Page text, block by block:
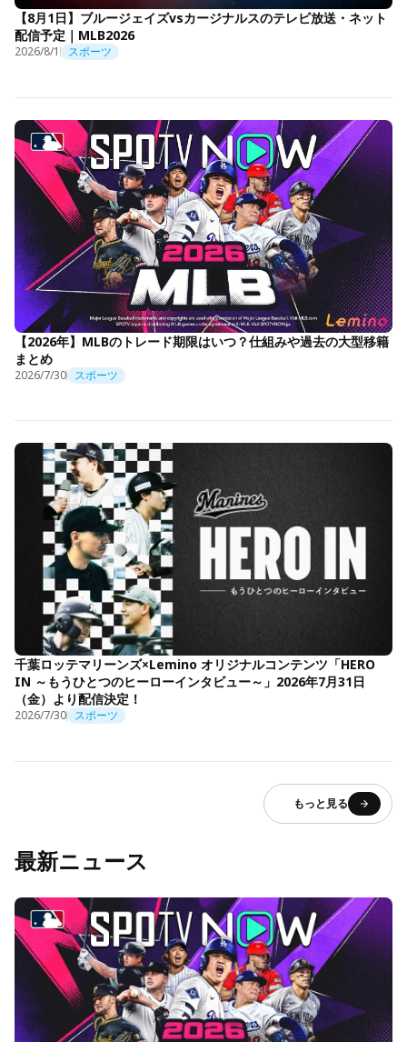
【8月1日】ブルージェイズvsカージナルスのテレビ放送・ネット
配信予定｜MLB2026
2026/8/1 スポーツ
【2026年】MLBのトレード期限はいつ？仕組みや過去の大型移籍
まとめ
2026/7/30 スポーツ
千葉ロッテマリーンズ×Lemino オリジナルコンテンツ「HERO
IN ～もうひとつのヒーローインタビュー～」2026年7月31日
（金）より配信決定！
2026/7/30 スポーツ
もっと見る
最新ニュース